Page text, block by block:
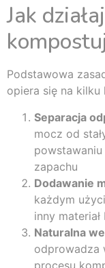
Jak
Podstawowa
opiera się na kilku
Separacja
mocz od
zapachu
Dodawanie
każdym
inny
Naturalna
odprowadza
procesu